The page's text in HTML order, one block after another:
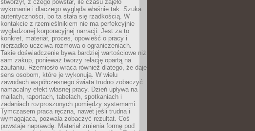
stworzył, z czego powstał, ile czasu zajęło
wykonanie i dlaczego wygląda właśnie tak. Szuka
autentyczności, bo ta stała się rzadkością. W
kontakcie z rzemieślnikiem nie ma perfekcyjnie
wygładzonej korporacyjnej narracji. Jest za to
konkret, materiał, proces, opowieść o pracy i
nierzadko uczciwa rozmowa o ograniczeniach.
Takie doświadczenie bywa bardziej wartościowe niż
sam zakup, ponieważ tworzy relację opartą na
zaufaniu. Rzemiosło wraca również dlatego, że daje
sens osobom, które je wykonują. W wielu
zawodach współczesnego świata trudno zobaczyć
namacalny efekt własnej pracy. Dzień upływa na
mailach, raportach, tabelach, spotkaniach i
zadaniach rozproszonych pomiędzy systemami.
Tymczasem praca ręczna, nawet jeśli trudna i
wymagająca, pozwala zobaczyć rezultat. Coś
powstaje naprawdę. Materiał zmienia formę pod